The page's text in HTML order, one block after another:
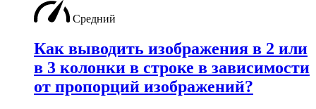
Средний
Как выводить изображения в 2 или
в 3 колонки в строке в зависимости
от пропорций изображений?